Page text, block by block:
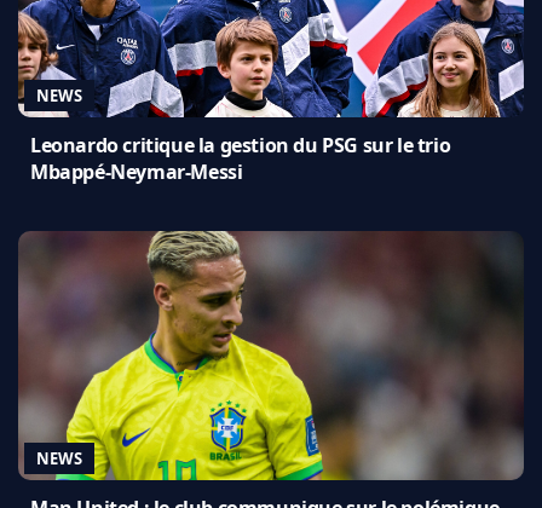
NEWS
Leonardo critique la gestion du PSG sur le trio
Mbappé-Neymar-Messi
NEWS